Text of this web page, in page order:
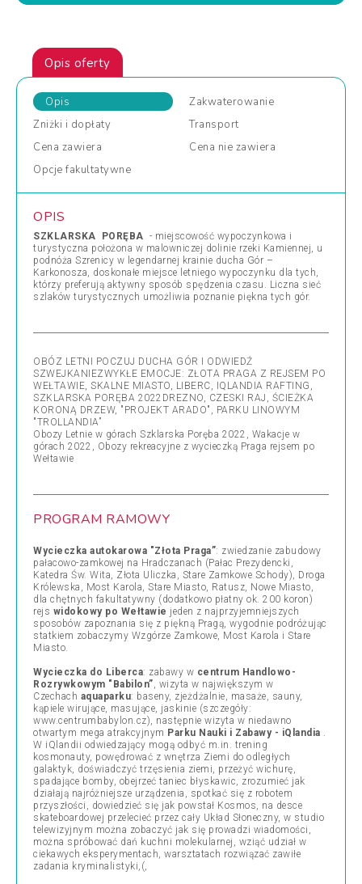
Opis oferty
Opis
Zakwaterowanie
Zniżki i dopłaty
Transport
Cena zawiera Cena nie zawiera
Opcje fakultatywne
OPIS
SZKLARSKA PORĘBA - miejscowość wypoczynkowa i
turystyczna położona w malowniczej dolinie rzeki Kamiennej, u
podnóża Szrenicy w legendarnej krainie ducha Gór –
Karkonosza, doskonałe miejsce letniego wypoczynku dla tych,
którzy preferują aktywny sposób spędzenia czasu. Liczna sieć
szlaków turystycznych umożliwia poznanie piękna tych gór.
OBÓZ LETNI POCZUJ DUCHA GÓR I ODWIEDŹ
SZWEJKANIEZWYKŁE EMOCJE: ZŁOTA PRAGA Z REJSEM PO
WEŁTAWIE, SKALNE MIASTO, LIBERC, IQLANDIA RAFTING,
SZKLARSKA PORĘBA 2022DREZNO, CZESKI RAJ, ŚCIEŻKA
KORONĄ DRZEW, "PROJEKT ARADO", PARKU LINOWYM
"TROLLANDIA”
Obozy Letnie w górach Szklarska Poręba 2022, Wakacje w
górach 2022, Obozy rekreacyjne z wycieczką Praga rejsem po
Wełtawie
PROGRAM RAMOWY
Wycieczka autokarowa "Złota Praga”: zwiedzanie zabudowy
pałacowo-zamkowej na Hradczanach (Pałac Prezydencki,
Katedra Św. Wita, Złota Uliczka, Stare Zamkowe Schody), Droga
Królewska, Most Karola, Stare Miasto, Ratusz, Nowe Miasto,
dla chętnych fakultatywny (dodatkowo płatny ok. 200 koron)
rejs widokowy po Wełtawie jeden z najprzyjemniejszych
sposobów zapoznania się z piękną Pragą, wygodnie podróżując
statkiem zobaczymy Wzgórze Zamkowe, Most Karola i Stare
Miasto.
Wycieczka do Liberca: zabawy w centrum Handlowo-
Rozrywkowym "Babilon”, wizyta w największym w
Czechach aquaparku: baseny, zjeżdżalnie, masaże, sauny,
kąpiele wirujące, masujące, jaskinie (szczegóły:
www.centrumbabylon.cz), następnie wizyta w niedawno
otwartym mega atrakcyjnym Parku Nauki i Zabawy - iQlandia .
W iQlandii odwiedzający mogą odbyć m.in. trening
kosmonauty, powędrować z wnętrza Ziemi do odległych
galaktyk, doświadczyć trzęsienia ziemi, przeżyć wichurę,
spadające bomby, obejrzeć taniec błyskawic, zrozumieć jak
działają najróżniejsze urządzenia, spotkać się z robotem
przyszłości, dowiedzieć się jak powstał Kosmos, na desce
skateboardowej przelecieć przez cały Układ Słoneczny, w studio
telewizyjnym można zobaczyć jak się prowadzi wiadomości,
można spróbować dań kuchni molekularnej, wziąć udział w
ciekawych eksperymentach, warsztatach rozwiązać zawiłe
zadania kryminalistyki,(,